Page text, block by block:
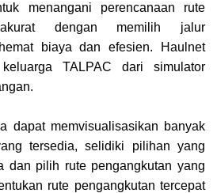
menangani perencanaan rute
dengan memilih jalur
biaya dan efesien. Haulnet
TALPAC dari simulator
dapat memvisualisasikan banyak
tersedia, selidiki pilihan yang
dan pilih rute pengangkutan yang
rute pengangkutan tercepat